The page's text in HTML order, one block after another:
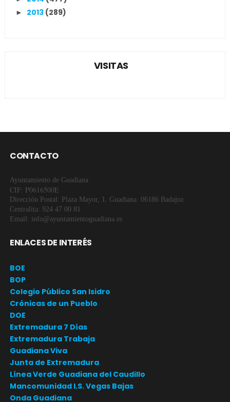
► 2013 (289)
VISITAS
CONTACTO
Ayuntamiento de Guadiana
CIF: P0616500E
Dirección Postal: Plaza Mayor, 1. Guadiana. 06186 Badajoz
Centralita: 924 47 00 81
Email: info@ayuntamientoguadiana.es
ENLACES DE INTERÉS
BOE
BOP
Colegio Público San Isidro
Crónicas de un Pueblo
DOE
Extremadura 7 Días
Extremadura Trabaja
Guadiana Viva
Junta de Extremadura
Línea Verde Guadiana del Caudillo
Mancomunidad I.S. Vegas Bajas
Onda Guadiana